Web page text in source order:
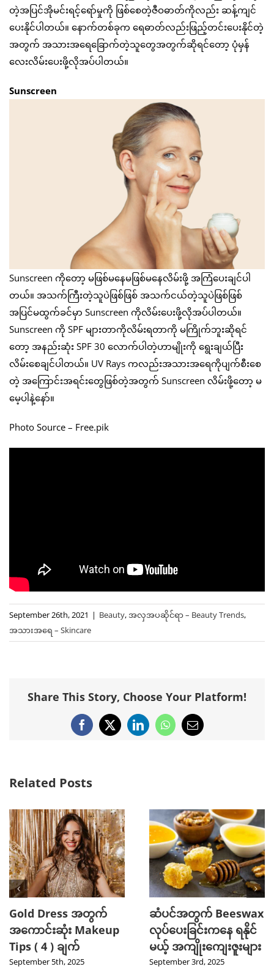
တဲ့အပြင်အိုမင်းရင့်ရော်မှုကို ဖြစ်စေတဲ့ဇီဝဓာတ်ကိုလည်း ဆန့်ကျင်
ပေးနိုင်ပါတယ်။ နောက်တစ်ခုက ရေဓာတ်လည်းဖြည့်တင်းပေးနိုင်တဲ့
အတွက် အသားအရေခြောက်တဲ့သူတွေအတွက်ဆိုရင်တော့ ပုံမှန်
လေးလိမ်းပေးဖို့လိုအပ်ပါတယ်။
Sunscreen
Sunscreen ကိုတော့ မဖြစ်မနေမဖြစ်မနေလိမ်းဖို့ အကြံပေးချင်ပါ
တယ်။ အသက်ကြီးတဲ့သူပဲဖြစ်ဖြစ် အသက်ငယ်တဲ့သူပဲဖြစ်ဖြစ်
အပြင်မထွက်ခင်မှာ Sunscreen ကိုလိမ်းပေးဖို့လိုအပ်ပါတယ်။
Sunscreen ကို SPF များတာကိုလိမ်းရတာကို မကြိုက်ဘူးဆိုရင်
တော့ အနည်းဆုံး SPF 30 လောက်ပါတဲ့ဟာမျိုးကို ရွေးချယ်ပြီး
လိမ်းစေချင်ပါတယ်။ UV Rays ကလည်းအသားအရေကိုပျက်စီးစေ
တဲ့ အကြောင်းအရင်းတွေဖြစ်တဲ့အတွက် Sunscreen လိမ်းဖို့တော့ မ
မေ့ပါနဲ့နော်။
Photo Source – Free.pik
September 26th, 2021 | Beauty,အလှအပဆိုင်ရာ – Beauty Trends,
အသားအရေ – Skincare
Share This Story, Choose Your Platform!
Facebook
X LinkedInWhatsApp
Email
Related Posts
Gold Dress အတွက်
အကောင်းဆုံး Makeup
Tips ( 4 ) ချက်
September 5th, 2025
ဆံပင်အတွက် Beeswax
လုပ်ပေးခြင်းကနေ ရနိုင်
မယ့် အကျိုးကျေးဇူးများ
September 3rd, 2025